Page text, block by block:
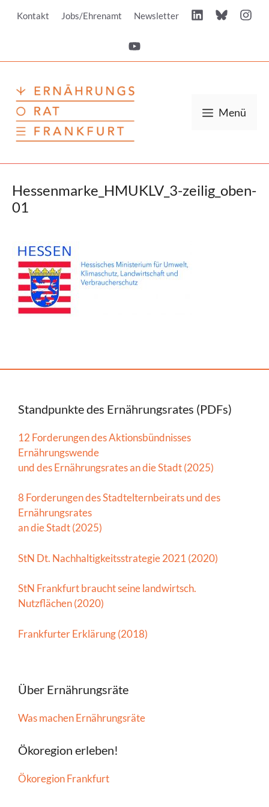
InhaltKontakt Jobs/Ehrenamt Newsletter
Menü
Hessenmarke_HMUKLV_3-zeilig_oben-
01
Standpunkte des Ernährungsrates (PDFs)
12 Forderungen des Aktionsbündnisses
Ernährungswende
und des Ernährungsrates an die Stadt (2025)
8 Forderungen des Stadtelternbeirats und des
Ernährungsrates
an die Stadt (2025)
StN Dt. Nachhaltigkeitsstrategie 2021 (2020)
StN Frankfurt braucht seine landwirtsch.
Nutzflächen (2020)
Frankfurter Erklärung (2018)
Über Ernährungsräte
Was machen Ernährungsräte
Ökoregion erleben!
Ökoregion Frankfurt